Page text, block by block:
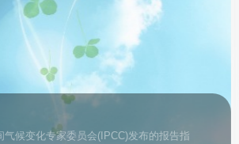
气候变化专家委员会(IPCC)发布的报告指